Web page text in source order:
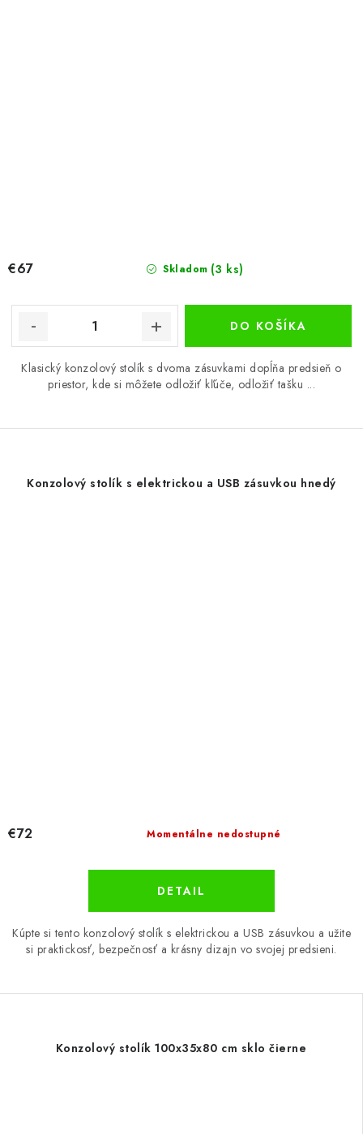
Skladom (3 ks)
€67
DO KOŠÍKA
Klasický konzolový stolík s dvoma zásuvkami dopĺňa predsieň o
priestor, kde si môžete odložiť kľúče, odložiť tašku ...
Konzolový stolík s elektrickou a USB zásuvkou hnedý
Momentálne nedostupné
€72
DETAIL
Kúpte si tento konzolový stolík s elektrickou a USB zásuvkou a užite
si praktickosť, bezpečnosť a krásny dizajn vo svojej predsieni.
Konzolový stolík 100x35x80 cm sklo čierne